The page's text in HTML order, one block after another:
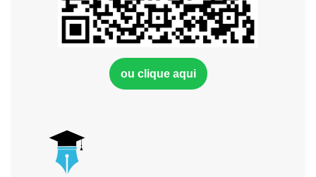
ou clique aqui